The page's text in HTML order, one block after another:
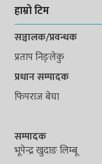
हाम्रो टिम
सञ्चालक/प्रवन्धक
प्रताप निङ्लेकु
प्रधान सम्पादक
फिपराज बेघा
सम्पादक
भूपेन्द्र खुदाङ लिम्बू